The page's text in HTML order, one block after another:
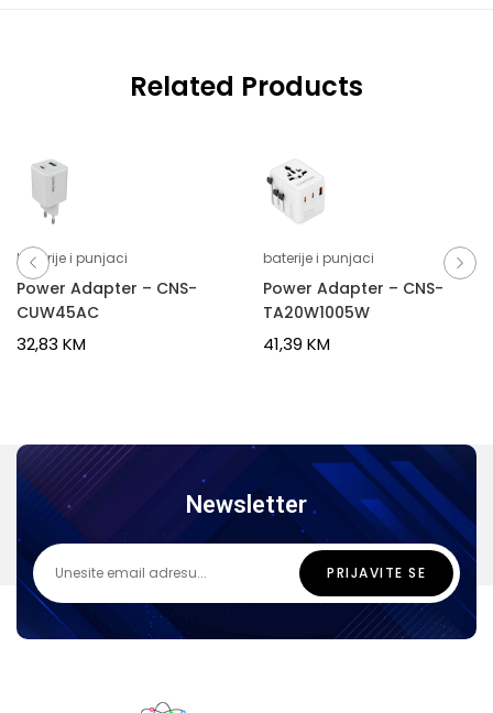
Related Products
baterije i punjaci
Power Adapter – CNS-
CUW45AC
32,83 KM
baterije i punjaci
Power Adapter – CNS-
TA20W1005W
41,39 KM
Newsletter